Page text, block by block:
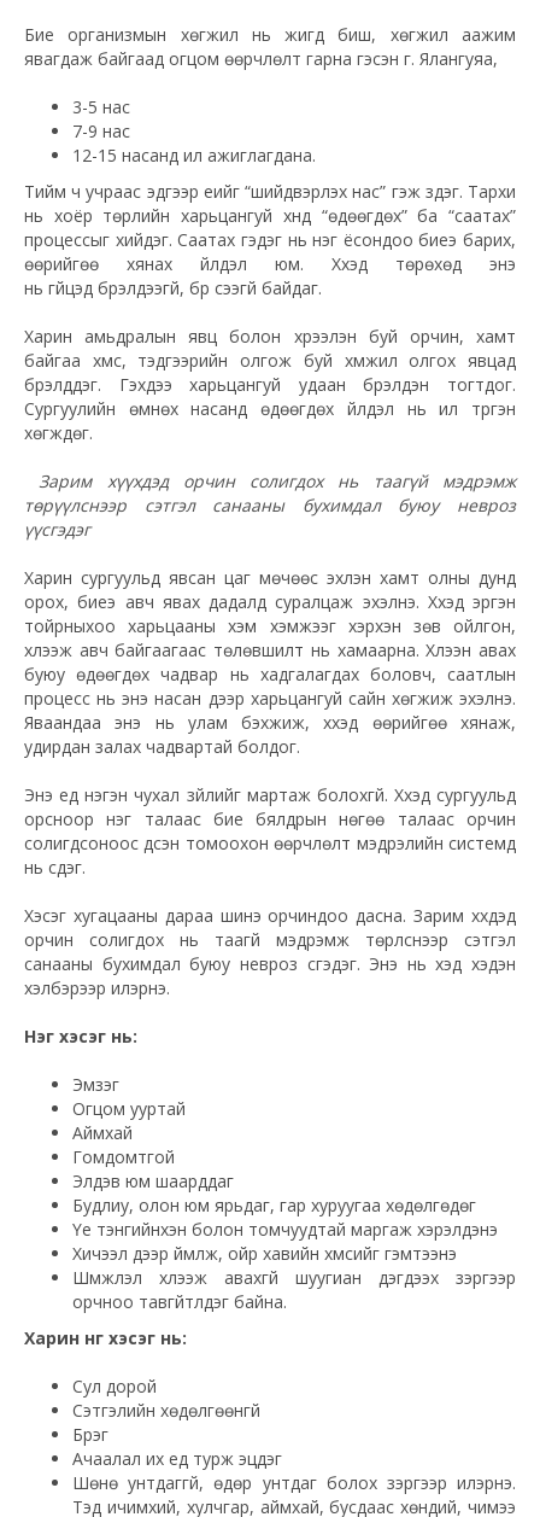
Бие организмын хөгжил нь жигд биш, хөгжил аажим
явагдаж байгаад огцом өөрчлөлт гарна гэсэн үг. Ялангуяа,
3-5 нас
7-9 нас
12-15 насанд илүү ажиглагдана.
Тийм ч учраас эдгээр үеийг “шийдвэрлэх нас” гэж үздэг. Тархи
нь хоёр төрлийн харьцангуй хүнд “өдөөгдөх” ба “саатах”
процессыг хийдэг. Саатах гэдэг нь нэг ёсондоо биеэ барих,
өөрийгөө хянах үйлдэл юм. Хүүхэд төрөхөд энэ
нь гүйцэд бүрэлдээгүй, бүр үүсээгүй байдаг.
Харин амьдралын явц болон хүрээлэн буй орчин, хамт
байгаа хүмүүс, тэдгээрийн олгож буй хүмүүжил олгох явцад
бүрэлддэг. Гэхдээ харьцангуй удаан бүрэлдэн тогтдог.
Сургуулийн өмнөх насанд өдөөгдөх үйлдэл нь илүү түргэн
хөгждөг.
Зарим хүүхдэд орчин солигдох нь таагүй мэдрэмж
төрүүлснээр сэтгэл санааны бухимдал буюу невроз
үүсгэдэг
Харин сургуульд явсан цаг мөчөөс эхлэн хамт олны дунд
орох, биеэ авч явах дадалд суралцаж эхэлнэ. Хүүхэд эргэн
тойрныхоо харьцааны хэм хэмжээг хэрхэн зөв ойлгон,
хүлээж авч байгаагаас төлөвшилт нь хамаарна. Хүлээн авах
буюу өдөөгдөх чадвар нь хадгалагдах боловч, саатлын
процесс нь энэ насан дээр харьцангуй сайн хөгжиж эхэлнэ.
Яваандаа энэ нь улам бэхжиж, хүүхэд өөрийгөө хянаж,
удирдан залах чадвартай болдог.
Энэ үед нэгэн чухал зүйлийг мартаж болохгүй. Хүүхэд сургуульд
орсноор нэг талаас бие бялдрын нөгөө талаас орчин
солигдсоноос үүдсэн томоохон өөрчлөлт мэдрэлийн системд
нь үүсдэг.
Хэсэг хугацааны дараа шинэ орчиндоо дасна. Зарим хүүхдэд
орчин солигдох нь таагүй мэдрэмж төрүүлснээр сэтгэл
санааны бухимдал буюу невроз үүсгэдэг. Энэ нь хэд хэдэн
хэлбэрээр илэрнэ.
Нэг хэсэг нь:
Эмзэг
Огцом ууртай
Аймхай
Гомдомтгой
Элдэв юм шаарддаг
Будлиу, олон юм ярьдаг, гар хуруугаа хөдөлгөдөг
Үе тэнгийнхэн болон томчуудтай маргаж хэрэлдэнэ
Хичээл дээр үймүүлж, ойр хавийн хүмүүсийг гэмтээнэ
Шүүмжлэл хүлээж авахгүй шуугиан дэгдээх зэргээр
орчноо тавгүйтүүлдэг байна.
Харин нөгөө хэсэг нь:
Сул дорой
Сэтгэлийн хөдөлгөөнгүй
Бүрэг
Ачаалал их үед турж эцдэг
Шөнө унтдаггүй, өдөр унтдаг болох зэргээр илэрнэ.
Тэд ичимхий, хулчгар, аймхай, бусдаас хөндий, чимээ